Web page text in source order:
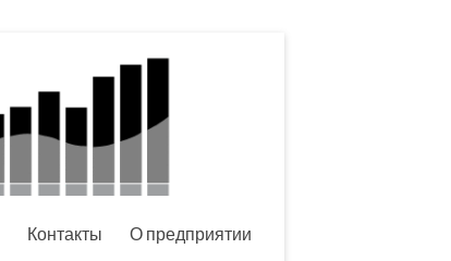
Контакты О предприятии